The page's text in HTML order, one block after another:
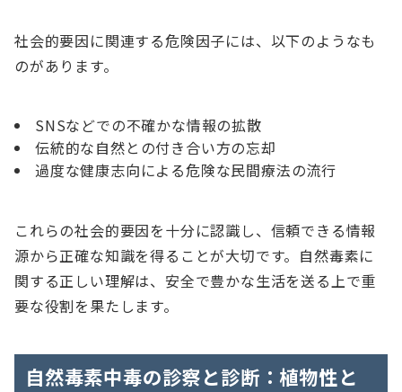
社会的要因に関連する危険因子には、以下のようなも
のがあります。
SNSなどでの不確かな情報の拡散
伝統的な自然との付き合い方の忘却
過度な健康志向による危険な民間療法の流行
これらの社会的要因を十分に認識し、信頼できる情報
源から正確な知識を得ることが大切です。自然毒素に
関する正しい理解は、安全で豊かな生活を送る上で重
要な役割を果たします。
自然毒素中毒の診察と診断：植物性と